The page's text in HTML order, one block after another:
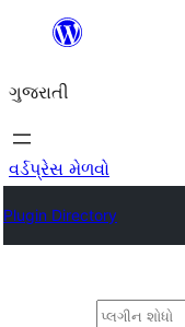
કંટેન્ટ(લખાણ)
જાઓ
ગુજરાતી
વર્ડપ્રેસ મેળવો
Plugin Directory
શોધો